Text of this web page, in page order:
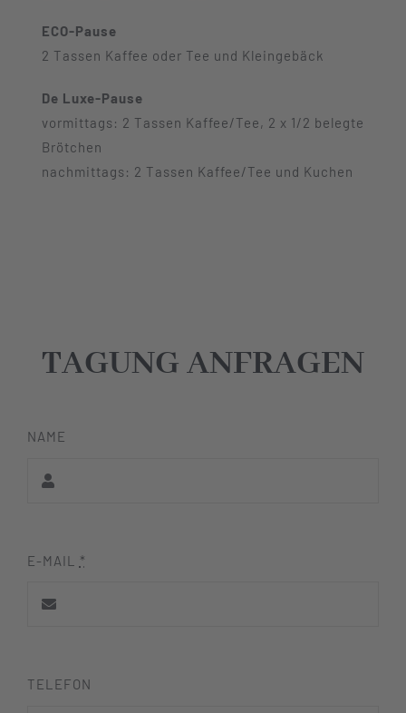
ECO-Pause
2 Tassen Kaffee oder Tee und Kleingebäck
De Luxe-Pause
vormittags: 2 Tassen Kaffee/Tee, 2 x 1/2 belegte
Brötchen
nachmittags: 2 Tassen Kaffee/Tee und Kuchen
TAGUNG ANFRAGEN
NAME
E-MAIL *
TELEFON